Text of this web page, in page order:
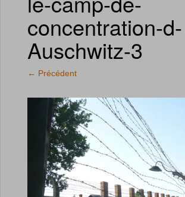
concentration-d-
Auschwitz-3
← Précédent